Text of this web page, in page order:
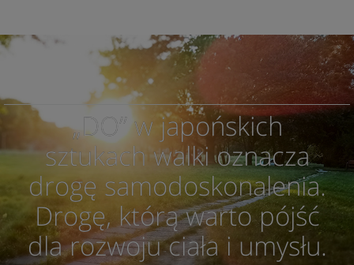
„DO” w japońskich
sztukach walki oznacza
drogę samodoskonalenia.
Drogę, którą warto pójść
dla rozwoju ciała i umysłu.